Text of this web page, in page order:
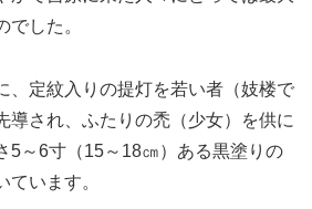
した。
、定紋入りの提灯を若い者（妓楼で
導され、ふたりの禿（少女）を供に
5～6寸（15～18㎝）ある黒塗りの
ています。